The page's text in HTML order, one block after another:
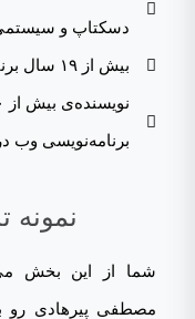
دسکتاپ و
بیش از ۱۹ سال برنامه‌نویسی در حوزه‌ی وب
برنامه‌نویسی وب
شما از این بخش
مصطفی پیرهادی رو